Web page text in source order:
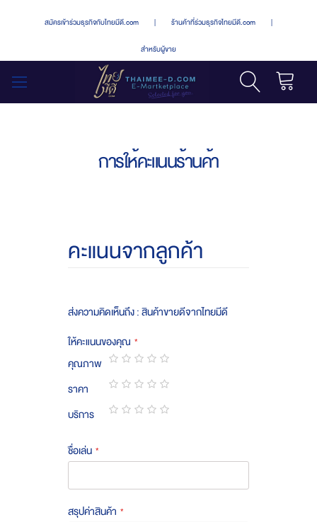
สมัครเข้าร่วมธุรกิจกับไทยมีดี.com | ร้านค้าที่ร่วมธุรกิจไทยมีดี.com |
สำหรับผู้ขาย
การให้คะแนนร้านค้า
คะแนนจากลูกค้า
ส่งความคิดเห็นถึง : สินค้าขายดีจากไทยมีดี
ให้คะแนนของคุณ
คุณภาพ
1
star
2
stars
3
stars
4
stars
5
stars
ราคา
1
star
2
stars
3
stars
4
stars
5
stars
บริการ
ชื่อเล่น
สรุปค่าสินค้า